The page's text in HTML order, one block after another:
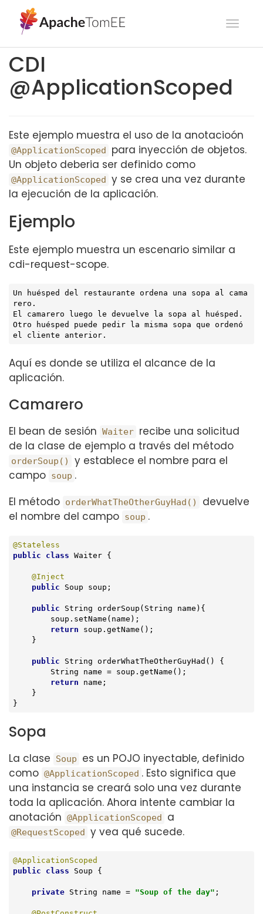
CDI
@ApplicationScoped
Este ejemplo muestra el uso de la anotacioón
@ApplicationScoped
para inyección de objetos.
Un objeto deberia ser definido como
@ApplicationScoped y se crea una vez durante
la ejecución de la aplicación.
Ejemplo
Este ejemplo muestra un escenario similar a
cdi-request-scope.
Un huésped del restaurante ordena una sopa al cama
rero.
El camarero luego le devuelve la sopa al huésped.
Otro huésped puede pedir la misma sopa que ordenó
el cliente anterior.
Aquí es donde se utiliza el alcance de la
aplicación.
Camarero
El bean de sesión Waiter recibe una solicitud
de la clase de ejemplo a través del método
orderSoup()
y establece el nombre para el
campo soup .
El método orderWhatTheOtherGuyHad()
devuelve
el nombre del campo soup .
@Stateless
public
class Waiter {
@Inject
public Soup soup;
public String orderSoup (String name) {
return soup.getName();
public String orderWhatTheOtherGuyHad ()
{
return name;
}
Sopa
La clase Soup
es un POJO inyectable, definido
como @ApplicationScoped . Esto significa que
una instancia se creará solo una vez durante
toda la aplicación. Ahora intente cambiar la
anotación @ApplicationScoped a
@RequestScoped y vea qué sucede.
@ApplicationScoped
public
class Soup {
private String name = "Soup of the day" ;